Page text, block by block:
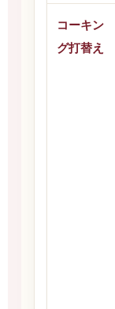
コーキン
グ打替え